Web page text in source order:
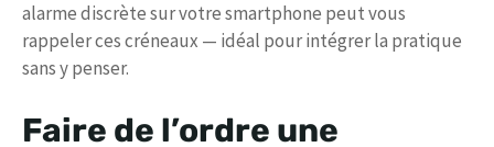
alarme discrète sur votre smartphone peut vous
rappeler ces créneaux — idéal pour intégrer la pratique
sans y penser.
Faire de l’ordre une